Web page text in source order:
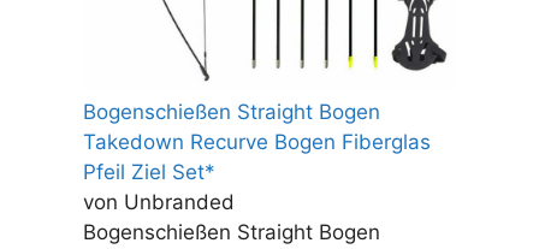
Bogenschießen Straight Bogen
Takedown Recurve Bogen Fiberglas
Pfeil Ziel Set*
von Unbranded
Bogenschießen Straight Bogen